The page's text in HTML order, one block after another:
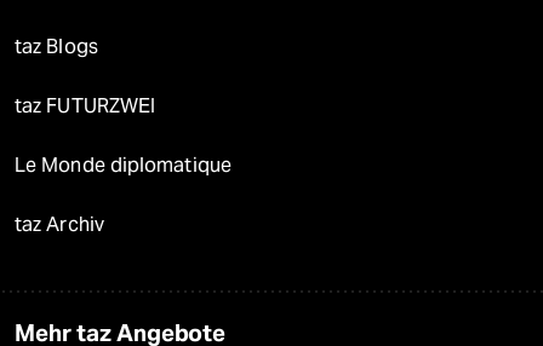
taz Blogs
taz FUTURZWEI
Le Monde diplomatique
taz Archiv
Mehr taz Angebote